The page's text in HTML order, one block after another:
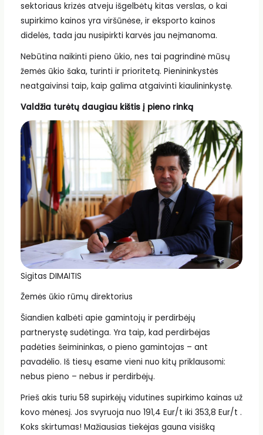
sektoriaus krizės atveju išgelbėtų kitas verslas, o kai
supirkimo kainos yra viršūnėse, ir eksporto kainos
didelės, tada jau nusipirkti karvės jau neįmanoma.
Nebūtina naikinti pieno ūkio, nes tai pagrindinė mūsų
žemės ūkio šaka, turinti ir prioritetą. Pienininkystės
neatgaivinsi taip, kaip galima atgaivinti kiaulininkystę.
Valdžia turėtų daugiau kištis į pieno rinką
Sigitas DIMAITIS
Žemės ūkio rūmų direktorius
Šiandien kalbėti apie gamintojų ir perdirbėjų
partnerystę sudėtinga. Yra taip, kad perdirbėjas
padėties šeimininkas, o pieno gamintojas – ant
pavadėlio. Iš tiesų esame vieni nuo kitų priklausomi:
nebus pieno – nebus ir perdirbėjų.
Prieš akis turiu 58 supirkėjų vidutines supirkimo kainas už
kovo mėnesį. Jos svyruoja nuo 191,4 Eur/t iki 353,8 Eur/t .
Koks skirtumas! Mažiausias tiekėjas gauna visišką